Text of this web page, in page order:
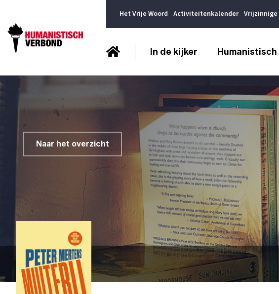
Het Vrije Woord Activiteitenkalender Vrijzinnige
In de kijker Humanistisch
Naar het overzicht